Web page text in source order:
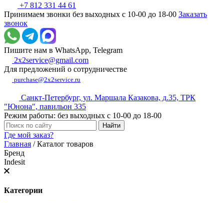
+7 812 331 44 61
Принимаем звонки без выходных с 10-00 до 18-00 Заказать
звонок
Пишите нам в WhatsApp, Telegram
2x2service@gmail.com
Для предложений о сотрудничестве
purchase@2x2service.ru
Санкт-Петербург, ул. Маршала Казакова, д.35, ТРК
"Юнона", павильон 335
Режим работы: без выходных с 10-00 до 18-00
Где мой заказ?
Главная /Каталог товаров
Бренд
Indesit
Категории